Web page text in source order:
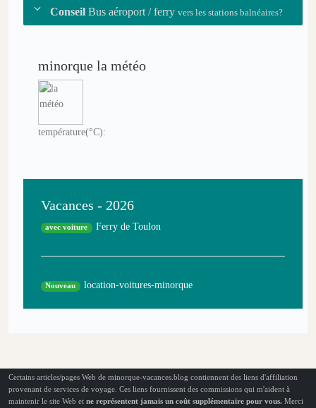
Conseil Bus aéroport / ferryvers les stations balnéaires?
minorque la météo
température(°C):
Vacances - 2026
avec voiture Ferry de Toulon
Nouveau location-voitures-minorque
Certains articles/pages Web de minorque-vacances.blog contiennent des liens d'affiliation
provenant de services de voyage. Ces liens fournissent des commissions qui m'aident à
maintenir le site Web et ne représentent jamais un coût supplémentaire pour vous. Merci